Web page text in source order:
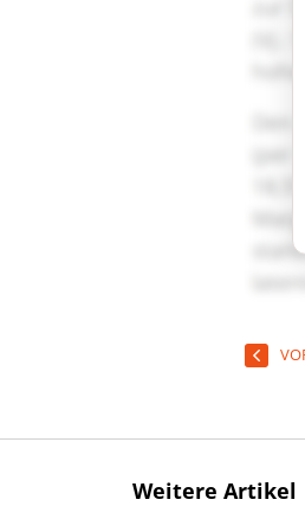
Weitere Artikel